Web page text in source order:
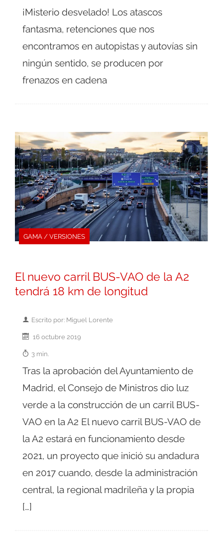
¡Misterio desvelado! Los atascos
fantasma, retenciones que nos
encontramos en autopistas y autovías sin
ningún sentido, se producen por
frenazos en cadena
GAMA / VERSIONES
El nuevo carril BUS-VAO de la A2
tendrá 18 km de longitud
Escrito por: Miguel Lorente
16 octubre 2019
3 min.
Tras la aprobación del Ayuntamiento de
Madrid, el Consejo de Ministros dio luz
verde a la construcción de un carril BUS-
VAO en la A2 El nuevo carril BUS-VAO de
la A2 estará en funcionamiento desde
2021, un proyecto que inició su andadura
en 2017 cuando, desde la administración
central, la regional madrileña y la propia
[…]